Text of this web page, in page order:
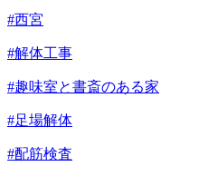
#西宮
#解体工事
#趣味室と書斎のある家
#足場解体
#配筋検査